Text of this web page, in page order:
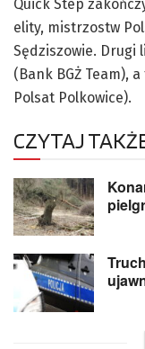
Quick Step
elity, mistrzostw
Sędziszowie. Drugi
(Bank BGŻ Team),
Polsat Polkowice).
CZYTAJ